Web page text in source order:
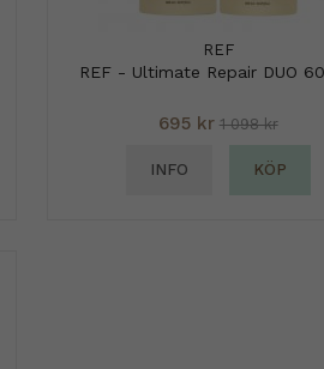
REF
REF - Ultimate Repair DUO
695 kr 1 098 kr
INFO KÖP